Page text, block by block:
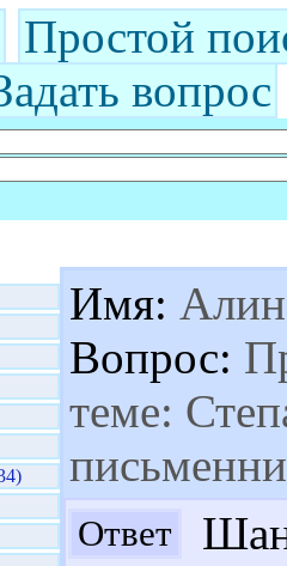
Простой
вопрос
Имя:
Вопрос:
теме:
Ответ